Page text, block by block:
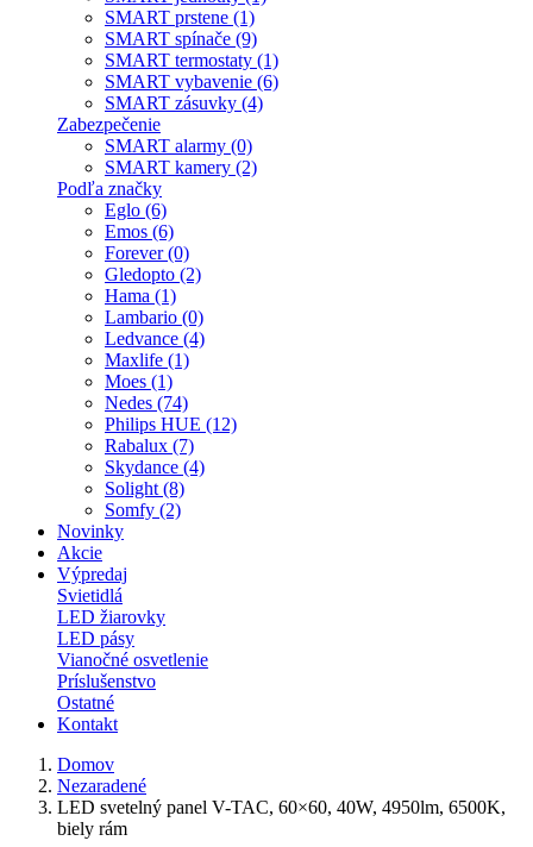
SMART prstene (1)
SMART spínače (9)
SMART termostaty (1)
SMART vybavenie (6)
SMART zásuvky (4)
Zabezpečenie
SMART alarmy (0)
SMART kamery (2)
Podľa značky
Eglo (6)
Emos (6)
Forever (0)
Gledopto (2)
Hama (1)
Lambario (0)
Ledvance (4)
Maxlife (1)
Moes (1)
Nedes (74)
Philips HUE (12)
Rabalux (7)
Skydance (4)
Solight (8)
Somfy (2)
Novinky
Akcie
Výpredaj
Svietidlá
LED žiarovky
LED pásy
Vianočné osvetlenie
Príslušenstvo
Ostatné
Kontakt
Domov
Nezaradené
LED svetelný panel V-TAC, 60×60, 40W, 4950lm, 6500K,
biely rám